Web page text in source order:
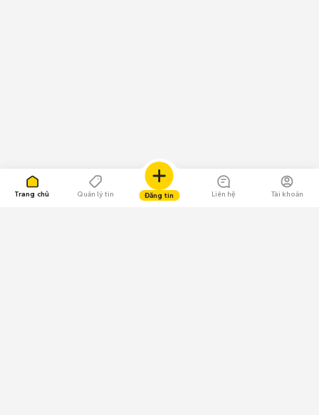
Trang chủ Quản lý tin Đăng tin Liên hệ Tài khoản